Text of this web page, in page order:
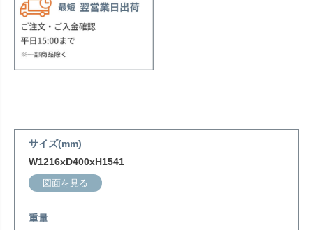
サイズ(mm)
W1216xD400xH1541
図面を見る
重量